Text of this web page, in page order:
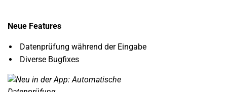
Neue Features
Datenprüfung während der Eingabe
Diverse Bugfixes